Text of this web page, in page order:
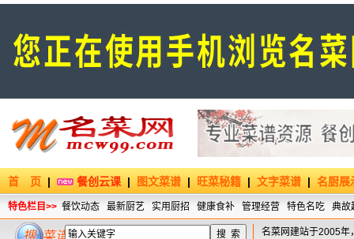
首 页| 餐创云课|图文菜谱|旺菜秘籍|文字菜谱|名厨展
特色栏目>> 餐饮动态 最新厨艺 实用厨招 健康食补 管理经营 特色名吃 典故
名菜网建站于2005年